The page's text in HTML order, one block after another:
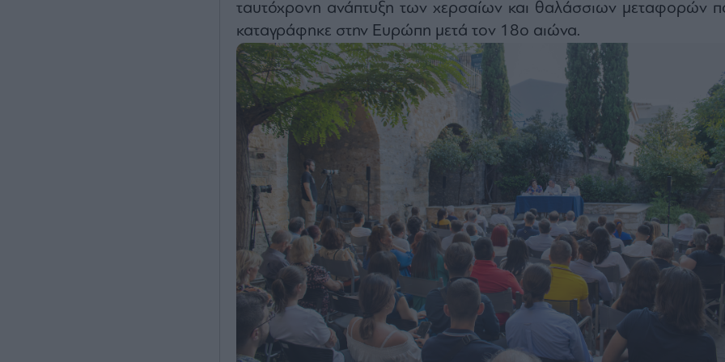
ταυτόχρονη ανάπτυξη των χερσαίων και θαλάσσιων μεταφορών
καταγράφηκε στην Ευρώπη μετά τον 18ο αιώνα.